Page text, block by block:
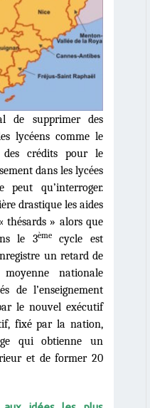
de supprimer des
lycéens comme le
des crédits pour le
dans les lycées
qu’interroger.
drastique les aides
thésards » alors que
le 3èmecycle est
un retard de
nationale
de l’enseignement
le nouvel exécutif
fixé par la nation,
qui obtienne un
et de former 20